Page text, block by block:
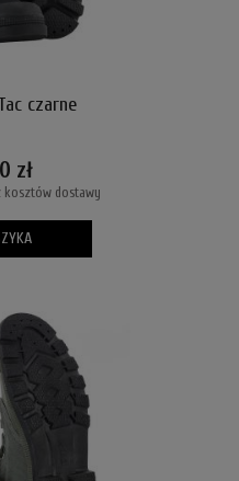
czarne
zł
kosztów dostawy